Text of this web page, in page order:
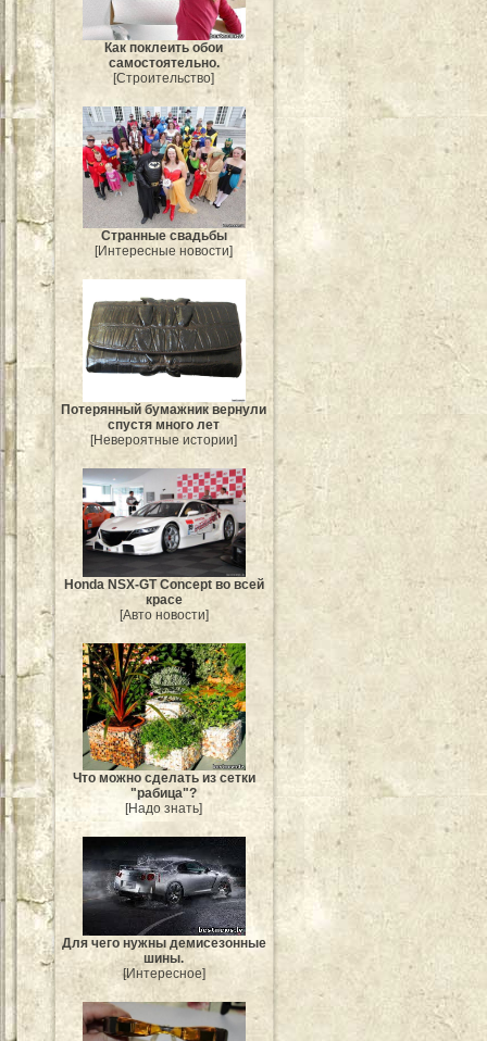
Как поклеить обои
самостоятельно.
[Строительство]
Странные свадьбы
[Интересные новости]
Потерянный бумажник вернули
спустя много лет
[Невероятные истории]
Honda NSX-GT Concept во всей
красе
[Авто новости]
Что можно сделать из сетки
"рабица"?
[Надо знать]
Для чего нужны демисезонные
шины.
[Интересное]